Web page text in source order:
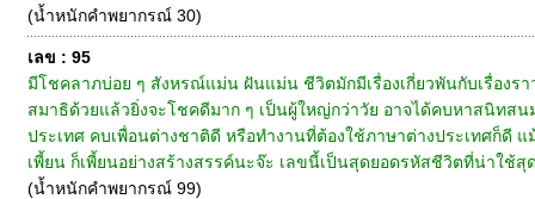
(น้ำหนักคำพยากรณ์ 30)
เลข : 95
มีโชคลาภบ่อย ๆ สังหรณ์แม่น ฝันแม่น ชีวิตมักมีเรื่องเกี่ยวพันกับเรื่อง
สมาธิด้วยแล้วยิ่งจะโชคดีมาก ๆ เป็นผู้ใหญ่กว่าวัย อาจได้คบหาสนิทสน
ประเทศ คบเพื่อนต่างชาติดี หรือทำงานที่ต้องใช้ภาษาต่างประเทศก็ดี
เพี้ยน ก็เพี้ยนอย่างสร้างสรรค์นะจ๊ะ เลขนี้เป็นสุดยอดรหัสชีวิตที่น่าใช้สุ
(น้ำหนักคำพยากรณ์ 99)